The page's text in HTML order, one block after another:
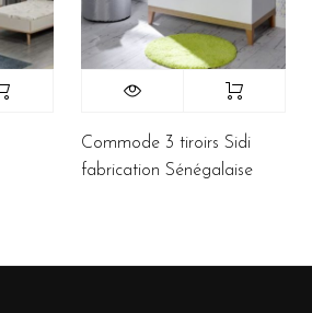
Commode 3 tiroirs Sidi
fabrication Sénégalaise